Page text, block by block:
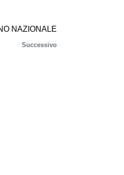
NAZIONALE
Successivo